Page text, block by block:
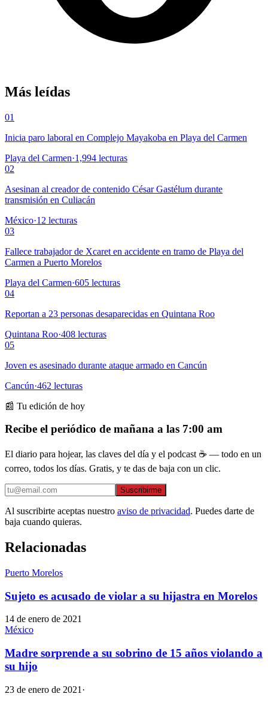
Más leídas
01
Inicia paro laboral en Complejo Mayakoba en Playa del Carmen
Playa del Carmen·1,994 lecturas
02
Asesinan al creador de contenido César Gastélum durante
transmisión en Culiacán
México·12 lecturas
03
Fallece trabajador de Xcaret en accidente en tramo de Playa del
Carmen a Puerto Morelos
Playa del Carmen·605 lecturas
04
Reportan a 23 personas desaparecidas en Quintana Roo
Quintana Roo·408 lecturas
05
Joven es asesinado durante ataque armado en Cancún
Cancún·462 lecturas
📰 Tu edición de hoy
Recibe el periódico de mañana a las 7:00 am
El diario para hojear, las claves del día y el podcast ☕ — todo en un
correo, todos los días. Gratis, y te das de baja con un clic.
Suscribirme
Al suscribirte aceptas nuestro aviso de privacidad. Puedes darte de
baja cuando quieras.
Relacionadas
Puerto Morelos
Sujeto es acusado de violar a su hijastra en Morelos
14 de enero de 2021
México
Madre sorprende a su sobrino de 15 años violando a
su hijo
23 de enero de 2021 ·